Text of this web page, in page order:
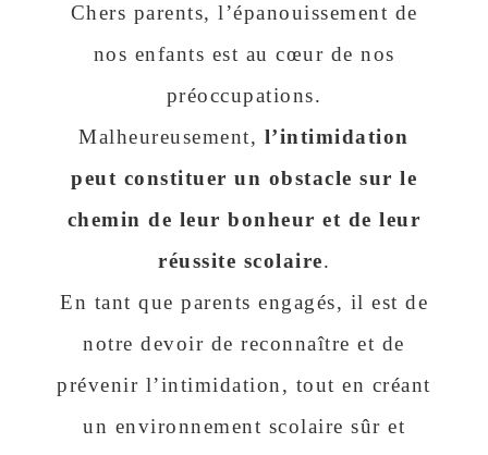
Chers parents, l’épanouissement de
nos enfants est au cœur de nos
préoccupations.
Malheureusement, l’intimidation
peut constituer un obstacle sur le
chemin de leur bonheur et de leur
réussite scolaire.
En tant que parents engagés, il est de
notre devoir de reconnaître et de
prévenir l’intimidation, tout en créant
un environnement scolaire sûr et